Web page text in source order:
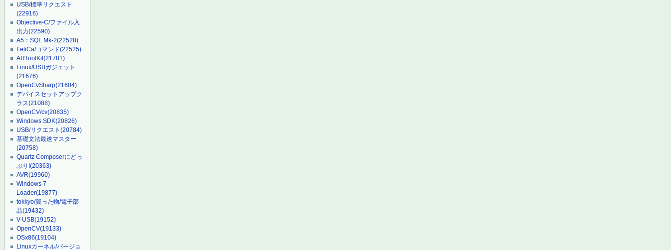
USB/標準リクエスト
(22916)
Objective-C/ファイル入
出力(22590)
A5：SQL Mk-2(22528)
FeliCa/コマンド(22525)
ARToolKit(21781)
Linux/USBガジェット
(21676)
OpenCvSharp(21604)
デバイスセットアップク
ラス(21088)
OpenCV/cv(20835)
Windows SDK(20826)
USB/リクエスト(20784)
基礎文法最速マスター
(20758)
Quartz Composerにどっ
ぷり!(20363)
AVR(19960)
Windows 7
Loader(19877)
tokkyo/買った物/電子部
品(19432)
V-USB(19152)
OpenCV(19133)
OSx86(19104)
Linuxカーネル/バージョ